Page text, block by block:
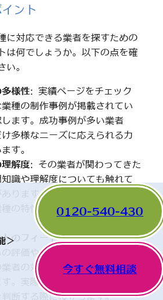
ント
に対応できる業者を探すための
は何でしょうか。以下の点を確
い。
様性: 実績ページをチェック
業種の制作事例が掲載されてい
ます。成功事例が多い業者
多様なニーズに応えられる力
す。
解度: その業者が関わってきた
識や理解度についても触れて
あります。一見、異なった分野
種の特性を理解していることが
のフィードバック: 他のクライ
の評価やレビューを確認するこ
業者の対応や成果に関する情報
す。実際の利用者の声は、業者
判断する際に役立ちます。
＞
0120-540-430
今すぐ無料相談